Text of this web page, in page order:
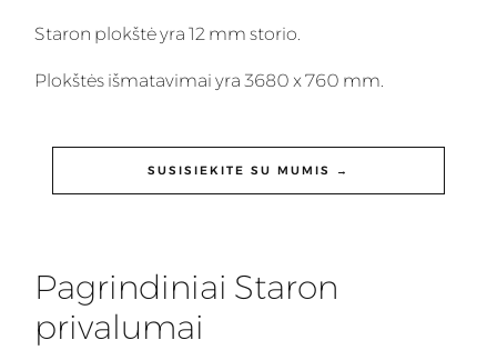
Staron plokštė yra 12 mm storio.
Plokštės išmatavimai yra 3680 x 760 mm.
SUSISIEKITE SU MUMIS →
Pagrindiniai Staron
privalumai